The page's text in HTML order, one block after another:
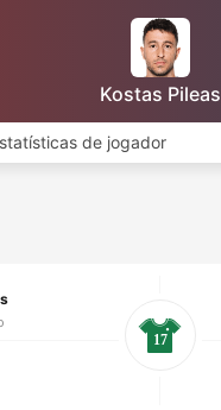
Kostas Pileas
de jogador
17